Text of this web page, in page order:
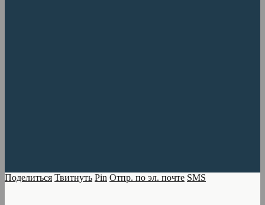
Поделиться Твитнуть Pin Отпр. по эл. почте SMS